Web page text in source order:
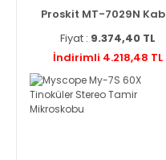
Proskit MT-7029N Kab
Fiyat : 9.374,40 TL
İndirimli 4.218,48 TL